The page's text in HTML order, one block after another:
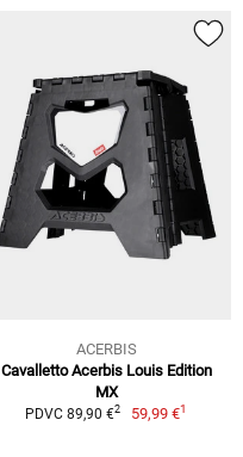
ACERBIS
Cavalletto Acerbis Louis Edition
MX
PDVC 89,90 €2 59,99 €1